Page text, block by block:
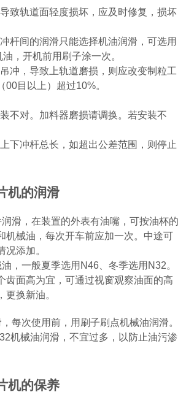
致轨道面轻度损坏，应及时修复，损坏
杆间的润滑只能选择机油润滑，可选用
，开机前用刷子涂一次。
冲，导致上轨道磨损，则应改变制粒工
（00目以上 ） 超过10%。
不对。加料器磨损请调换。若安装不
下冲杆总长，如超出公差范围，则停止
机的润滑
润滑，在装置的外表有油嘴，可按油杯的
机械油，每次开车前应加一次。中途可
况添加。
油，一般夏季选用 N46 、冬季选用 N32。
齿面高为宜，可通过视窗观察油面的高
更换新油。
，每次使用前，用刷子刷点机械油润滑。
机械油润滑，不宜过多，以防止油污渗
机的保养